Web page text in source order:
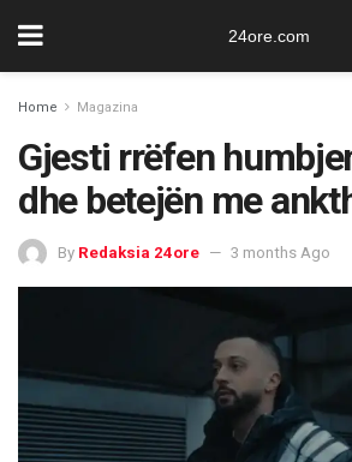
24ore.com
Home Magazina
Gjesti rrëfen
dhe betejën me
By Redaksia 24ore 3 months Ago